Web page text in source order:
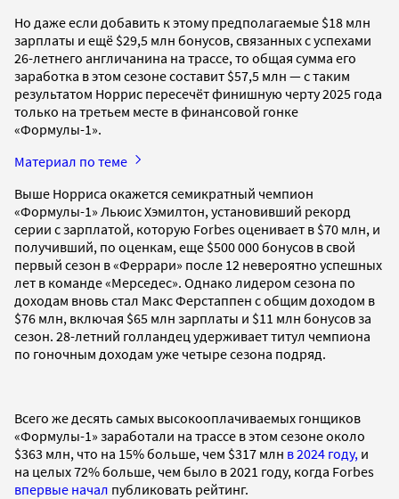
Но даже если добавить к этому предполагаемые $18 млн
зарплаты и ещё $29,5 млн бонусов, связанных с успехами
26-летнего англичанина на трассе, то общая сумма его
заработка в этом сезоне составит $57,5 млн — с таким
результатом Норрис пересечёт финишную черту 2025 года
только на третьем месте в финансовой гонке
«Формулы-1».
Материал по теме
Выше Норриса окажется семикратный чемпион
«Формулы-1» Льюис Хэмилтон, установивший рекорд
серии с зарплатой, которую Forbes оценивает в $70 млн, и
получивший, по оценкам, еще $500 000 бонусов в свой
первый сезон в «Феррари» после 12 невероятно успешных
лет в команде «Мерседес». Однако лидером сезона по
доходам вновь стал Макс Ферстаппен с общим доходом в
$76 млн, включая $65 млн зарплаты и $11 млн бонусов за
сезон. 28-летний голландец удерживает титул чемпиона
по гоночным доходам уже четыре сезона подряд.
Всего же десять самых высокооплачиваемых гонщиков
«Формулы-1» заработали на трассе в этом сезоне около
$363 млн, что на 15% больше, чем $317 млн в 2024 году, и
на целых 72% больше, чем было в 2021 году, когда Forbes
впервые начал публиковать рейтинг.